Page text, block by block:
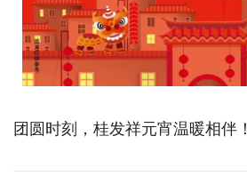
团圆时刻，桂发祥元宵温暖相伴！